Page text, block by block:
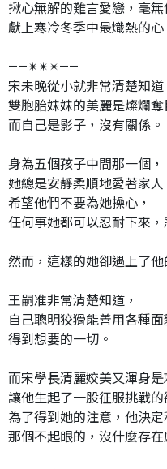
揪心無解的難言愛戀，毫
獻上寒冷冬季中最熾熱的
——✴✴✴——
宋未晚從小就非常清楚知道
雙胞胎妹妹的美麗是燦爛奪
而自己是影子，沒有關係。
身為五個孩子中間那一個，
她總是安靜柔順地愛著家人
希望他們不要為她操心，
任何事她都可以忍耐下來，
然而，這樣的她卻遇上了
王嗣准非常清楚知道，
自己聰明狡猾能善用各種面
得到想要的一切。
而宋學長清麗姣美又渾身是
讓他生起了一股征服挑戰的
為了得到她的注意，他決定
那個不起眼的，沒什麼存在